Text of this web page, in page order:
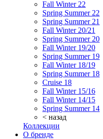
Fall Winter 22
Spring Summer 22
Spring Summer 21
Fall Winter 20/21
Spring Summer 20
Fall Winter 19/20
Spring Summer 19
Fall Winter 18/19
Spring Summer 18
Cruise 18
Fall Winter 15/16
Fall Winter 14/15
Spring Summer 14
< назад
Коллекции
О бренде